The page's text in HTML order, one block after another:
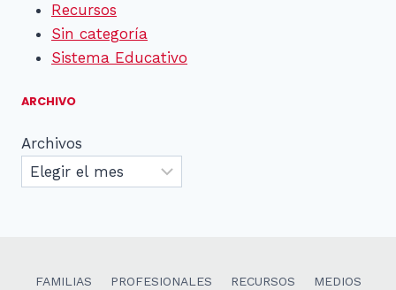
Recursos
Sin categoría
Sistema Educativo
ARCHIVO
Archivos
FAMILIAS PROFESIONALES RECURSOS
MEDIOS